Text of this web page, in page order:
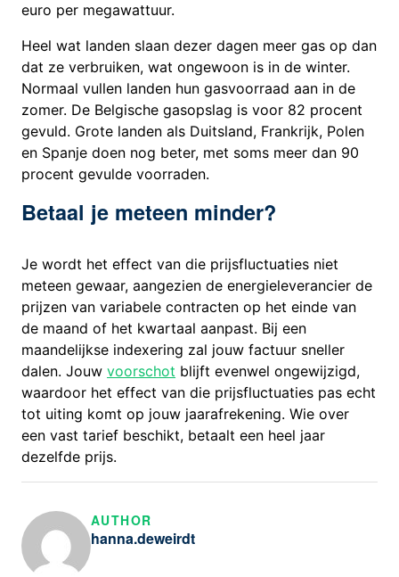
euro per megawattuur.
Heel wat landen slaan dezer dagen meer gas op dan
dat ze verbruiken, wat ongewoon is in de winter.
Normaal vullen landen hun gasvoorraad aan in de
zomer. De Belgische gasopslag is voor 82 procent
gevuld. Grote landen als Duitsland, Frankrijk, Polen
en Spanje doen nog beter, met soms meer dan 90
procent gevulde voorraden.
Betaal je meteen minder?
Je wordt het effect van die prijsfluctuaties niet
meteen gewaar, aangezien de energieleverancier de
prijzen van variabele contracten op het einde van
de maand of het kwartaal aanpast. Bij een
maandelijkse indexering zal jouw factuur sneller
dalen. Jouwvoorschot blijft evenwel ongewijzigd,
waardoor het effect van die prijsfluctuaties pas echt
tot uiting komt op jouw jaarafrekening. Wie over
een vast tarief beschikt, betaalt een heel jaar
dezelfde prijs.
AUTHOR
hanna.deweirdt